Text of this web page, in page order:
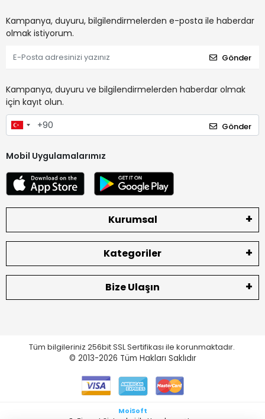
Kampanya, duyuru, bilgilendirmelerden e-posta ile haberdar
olmak istiyorum.
Gönder
Kampanya, duyuru ve bilgilendirmelerden haberdar olmak
için kayıt olun.
Gönder
Mobil Uygulamalarımız
Kurumsal
Kategoriler
Bize Ulaşın
Tüm bilgileriniz 256bit SSL Sertifikası ile korunmaktadır.
© 2013-2026 Tüm Hakları Saklıdır
MoiSoft